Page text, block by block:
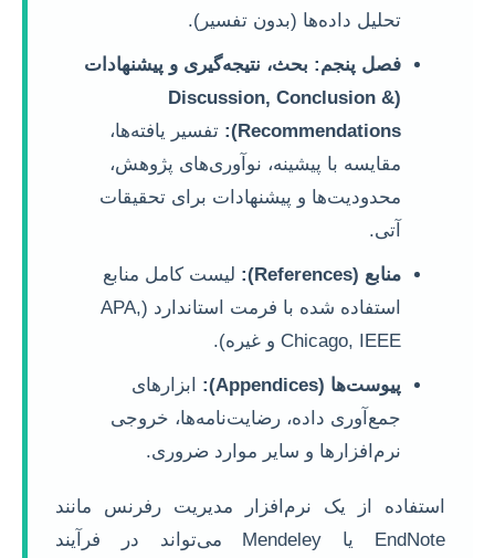
تحلیل داده‌ها (بدون تفسیر).
فصل پنجم: بحث، نتیجه‌گیری و پیشنهادات
(Discussion, Conclusion &
Recommendations):
تفسیر یافته‌ها،
مقایسه با پیشینه، نوآوری‌های پژوهش،
محدودیت‌ها و پیشنهادات برای تحقیقات
آتی.
منابع (References):
لیست کامل منابع
استفاده شده با فرمت استاندارد (APA,
Chicago, IEEE و غیره).
پیوست‌ها (Appendices):
ابزارهای
جمع‌آوری داده، رضایت‌نامه‌ها، خروجی
نرم‌افزارها و سایر موارد ضروری.
استفاده از یک نرم‌افزار مدیریت رفرنس مانند
EndNote یا Mendeley می‌تواند در فرآیند